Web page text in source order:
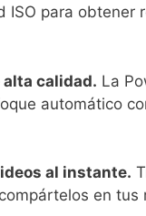
para obtener
calidad. La
automático
al instante.
en tus